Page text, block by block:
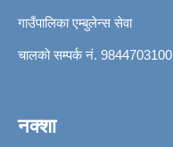
गाउँपालिका एम्बुलेन्स सेवा
चालको सम्पर्क नं. 9844703100
नक्शा